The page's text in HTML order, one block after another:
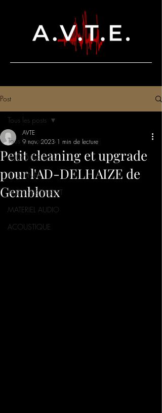
Post
Tous les posts
AUDIO EGLISES
A LA UNE
AUDIO BÂTIMENT
MATERIEL AUDIO
ACOUSTIQUE
Tous les posts
Petit cleaning et upgrade
pour l'AD-DELHAIZE de
Gembloux
AVTE
9 nov. 2023 1 min de lecture